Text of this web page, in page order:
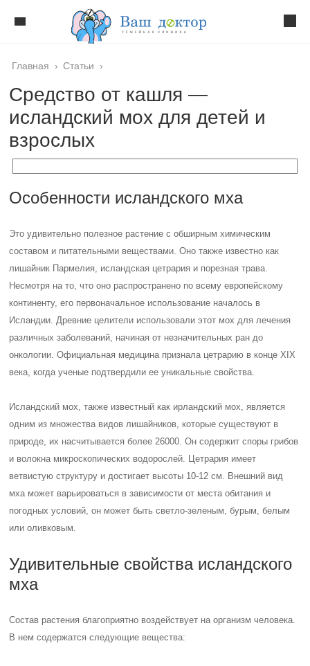
Главная › Статьи ›
Средство от кашля —
исландский мох для детей и
взрослых
Особенности исландского мха
Это удивительно полезное растение с обширным химическим
составом и питательными веществами. Оно также известно как
лишайник Пармелия, исландская цетрария и порезная трава.
Несмотря на то, что оно распространено по всему европейскому
континенту, его первоначальное использование началось в
Исландии. Древние целители использовали этот мох для лечения
различных заболеваний, начиная от незначительных ран до
онкологии. Официальная медицина признала цетрарию в конце XIX
века, когда ученые подтвердили ее уникальные свойства.
Исландский мох, также известный как ирландский мох, является
одним из множества видов лишайников, которые существуют в
природе, их насчитывается более 26000. Он содержит споры грибов
и волокна микроскопических водорослей. Цетрария имеет
ветвистую структуру и достигает высоты 10-12 см. Внешний вид
мха может варьироваться в зависимости от места обитания и
погодных условий, он может быть светло-зеленым, бурым, белым
или оливковым.
Удивительные свойства исландского
мха
Состав растения благоприятно воздействует на организм человека.
В нем содержатся следующие вещества: